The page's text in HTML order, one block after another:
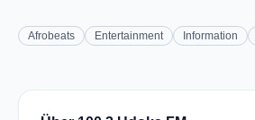
Afrobeats Entertainment Information